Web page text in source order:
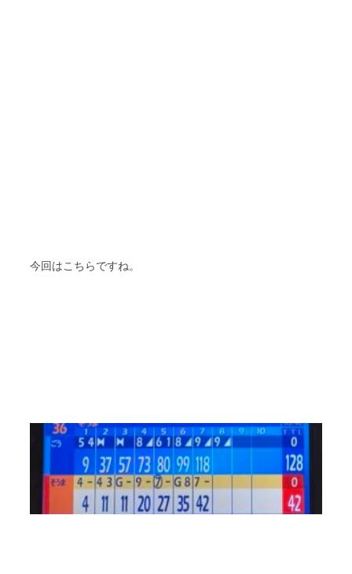
今回はこちらですね。